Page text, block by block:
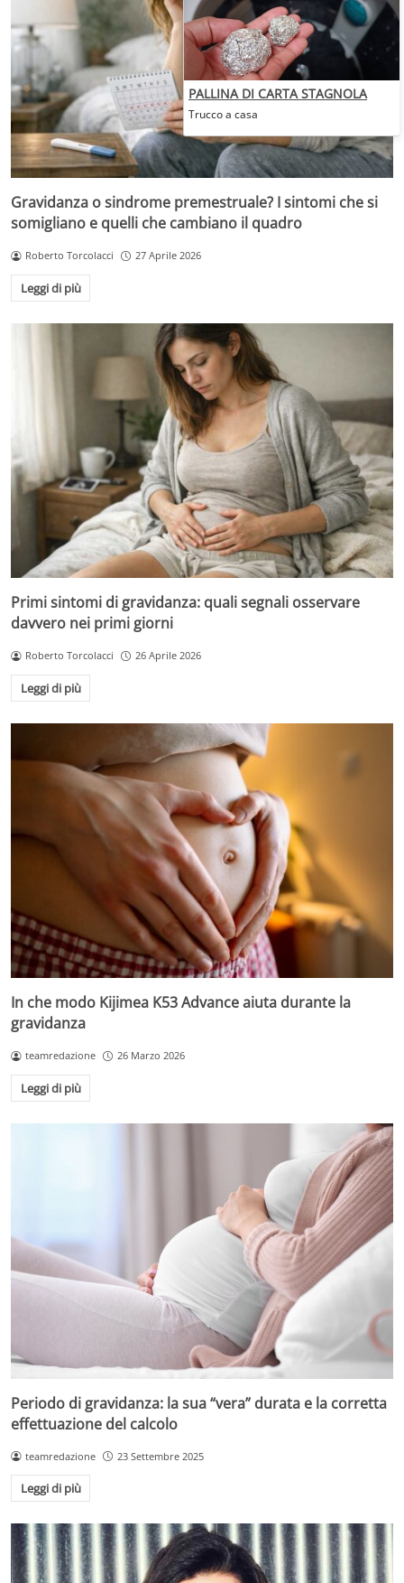
Gravidanza o sindrome premestruale? I sintomi che si
somigliano e quelli che cambiano il quadro
Roberto Torcolacci 27 Aprile 2026
Leggi di più
Primi sintomi di gravidanza: quali segnali osservare
davvero nei primi giorni
Roberto Torcolacci 26 Aprile 2026
Leggi di più
In che modo Kijimea K53 Advance aiuta durante la
gravidanza
teamredazione 26 Marzo 2026
Leggi di più
Periodo di gravidanza: la sua “vera” durata e la corretta
effettuazione del calcolo
teamredazione 23 Settembre 2025
Leggi di più
PALLINA DI CARTA STAGNOLA
Trucco a casa